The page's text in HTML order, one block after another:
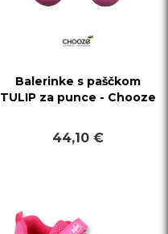
Balerinke s paščkom
TULIP za punce - Chooze
44,10 €